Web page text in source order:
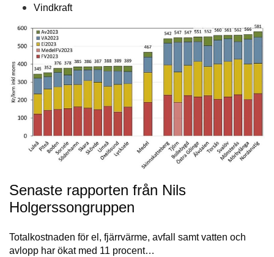
Vindkraft
Senaste rapporten från Nils
Holgerssongruppen
Totalkostnaden för el, fjärrvärme, avfall samt vatten och
avlopp har ökat med 11 procent…